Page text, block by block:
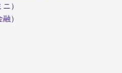
）
）